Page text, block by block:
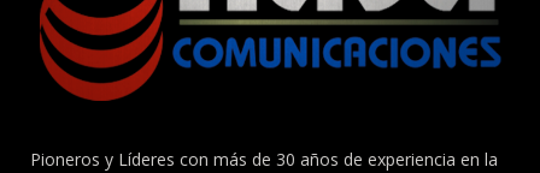
Pioneros y Líderes con más de 30 años de experiencia en la